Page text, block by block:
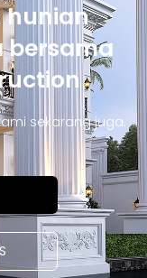
hunian
bersama
sekarang juga.